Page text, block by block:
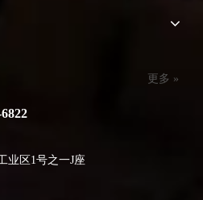
更多 »
业区1号之一J座